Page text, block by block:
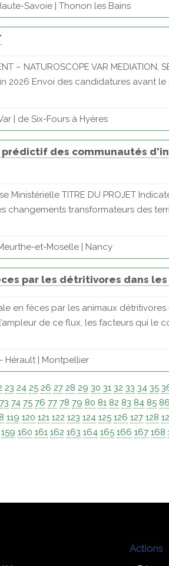
Savoie | Thonon les Bains
– NATUROSCOPE VAR MEDIATION,
2026 Envoi des candidatures avant le
| de Six-Fours à Hyères
des communautés
TITRE DU PROJET
changements transformateurs des
et-Moselle | Nancy
par les détritivores dans
en fèces par les animaux
de ce flux, les facteurs qui le
Hérault | Montpellier
23 24 25 26 27 28 29 30 31 32 33 34 35
73 74 75 76 77 78 79 80 81 82 83 84 85 86
119 120 121 122 123 124 125 126 127 128
159 160 161 162 163 164 165 166 167 168
Actions